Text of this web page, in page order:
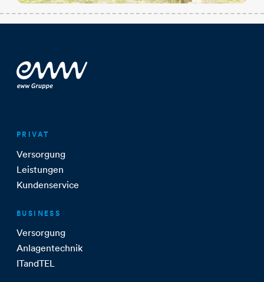
PRIVAT
Versorgung
Leistungen
Kundenservice
BUSINESS
Versorgung
Anlagentechnik
ITandTEL